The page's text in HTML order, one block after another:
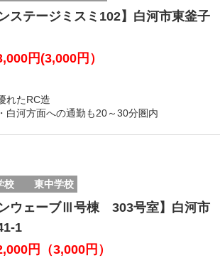
ステージミスミ102】白河市東釜子
円(3,000円）
れたRC造
河方面への通勤も20～30分圏内
校 東中学校
ンウェーブⅢ号棟 303号室】白河市
1
円（3,000円）